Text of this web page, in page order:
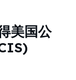
美国公